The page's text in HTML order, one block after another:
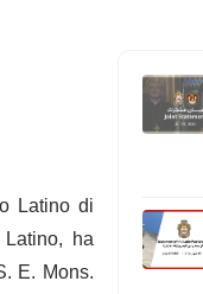
Latino di
ha
E. Mons.